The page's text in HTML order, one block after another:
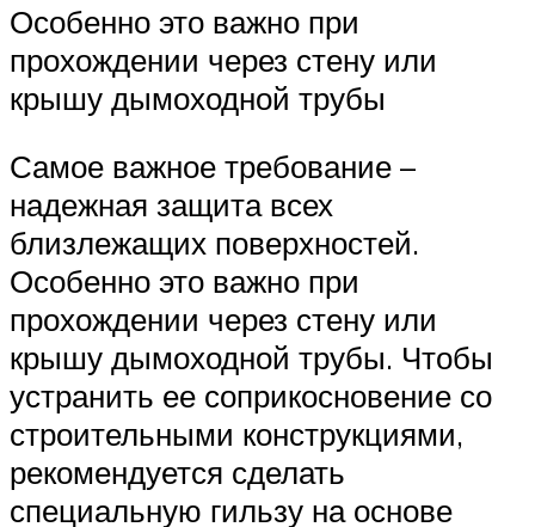
Особенно это важно при
прохождении через стену или
крышу дымоходной трубы
Самое важное требование –
надежная защита всех
близлежащих поверхностей.
Особенно это важно при
прохождении через стену или
крышу дымоходной трубы. Чтобы
устранить ее соприкосновение со
строительными конструкциями,
рекомендуется сделать
специальную гильзу на основе